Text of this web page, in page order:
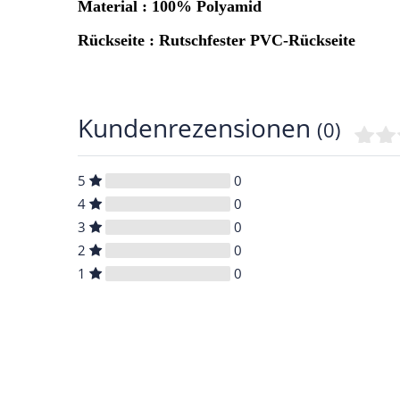
Material : 100% Polyamid
Rückseite : Rutschfester PVC-Rückseite
Kundenrezensionen (0)
5
0
4
0
3
0
2
0
1
0